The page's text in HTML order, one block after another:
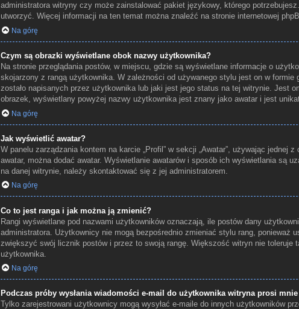
administratora witryny czy może zainstalować pakiet językowy, którego
utworzyć. Więcej informacji na ten temat można znaleźć na stronie internetowej
Na górę
Czym są obrazki wyświetlane obok nazwy użytkownika?
Na stronie przeglądania postów, w miejscu, gdzie są wyświetlane informacje o
skojarzony z rangą użytkownika. W zależności od używanego stylu jest on w
zostało napisanych przez użytkownika lub jaki jest jego status na tej witrynie. Jest
obrazek, wyświetlany powyżej nazwy użytkownika jest znany jako awatar i jest
Na górę
Jak wyświetlić awatar?
W panelu zarządzania kontem na karcie „Profil” w sekcji „Awatar”, używając jednej
awatar, można dodać awatar. Wyświetlanie awatarów i sposób ich wyświetlania są
na danej witrynie, należy skontaktować się z jej administratorem.
Na górę
Co to jest ranga i jak można ją zmienić?
Rangi wyświetlane pod nazwami użytkowników oznaczają, ile postów dany
administratora. Użytkownicy nie mogą bezpośrednio zmieniać stylu rang,
zwiększyć swój licznik postów i przez to swoją rangę. Większość witryn nie toleruje
użytkownika.
Na górę
Podczas próby wysłania wiadomości e-mail do użytkownika witryna prosi
Tylko zarejestrowani użytkownicy mogą wysyłać e-maile do innych użytkowników